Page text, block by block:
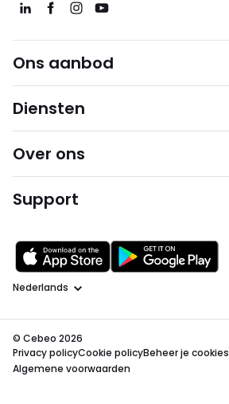
Ons aanbod
Diensten
Over ons
Support
Taal
© Cebeo 2026
Privacy policyCookie policyBeheer je cookies
Algemene voorwaarden